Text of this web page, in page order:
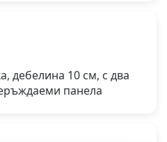
дебелина 10 см, с два
панела